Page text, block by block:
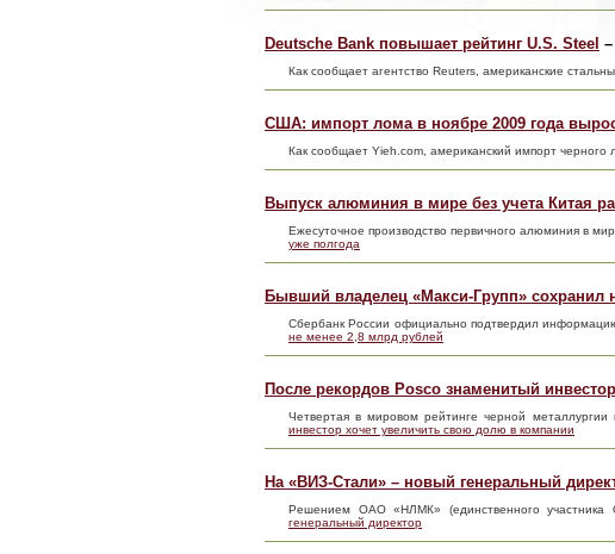
Deutsche Bank повышает рейтинг U.S. Steel –
Как сообщает агентство Reuters, американские
США: импорт лома в ноябре 2009 года
Как сообщает Yieh.com, американский импорт
Выпуск алюминия в мире без учета Китая
Ежесуточное производство первичного алюминия в
уже полгода
Бывший владелец «Макси-Групп» сохранил
Сбербанк России официально подтвердил
не менее 2,8 млрд рублей
После рекордов Posco знаменитый
Четвертая в мировом рейтинге черной
инвестор хочет увеличить свою долю в компании
На «ВИЗ-Стали» – новый генеральный
Решением ОАО «НЛМК» (единственного
генеральный директор